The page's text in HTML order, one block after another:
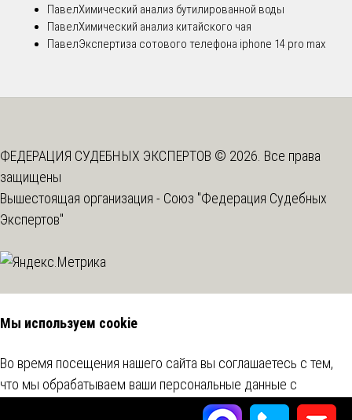
ПавелХимический анализ бутилированной воды
ПавелХимический анализ китайского чая
ПавелЭкспертиза сотового телефона iphone 14 pro max
ФЕДЕРАЦИЯ СУДЕБНЫХ ЭКСПЕРТОВ © 2026. Все права
защищены
Вышестоящая организация - Союз "Федерация Судебных
Экспертов"
Мы используем cookie
Во время посещения нашего сайта вы соглашаетесь с тем,
что мы обрабатываем ваши персональные данные с
использованием метрических программ.Подробнее